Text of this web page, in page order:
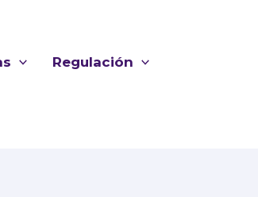
Regulación